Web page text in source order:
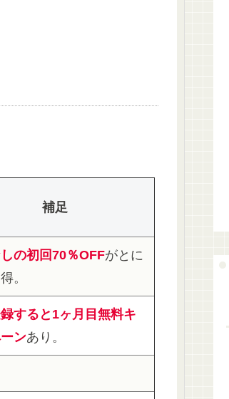
補足
しの初回70％OFFがとに
。
すると1ヶ月目無料キ
ンあり。